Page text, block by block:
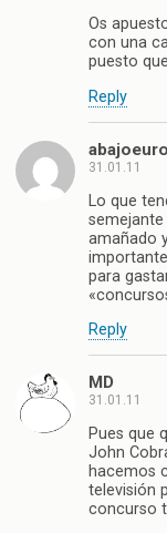
Os
con una
puesto
Reply
31.01.11
Lo que
amañado
para
Reply
MD
31.01.11
Pues que
John
hacemos
televisión
concurso